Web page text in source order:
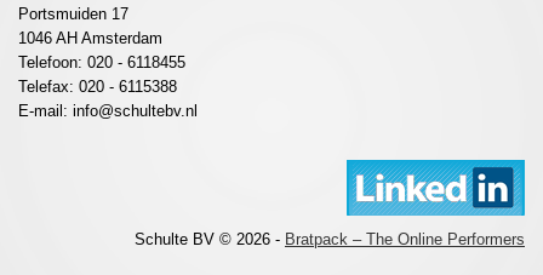
Portsmuiden 17
1046 AH Amsterdam
Telefoon: 020 - 6118455
Telefax: 020 - 6115388
E-mail: info@schultebv.nl
Schulte BV © 2026 - Bratpack – The Online Performers